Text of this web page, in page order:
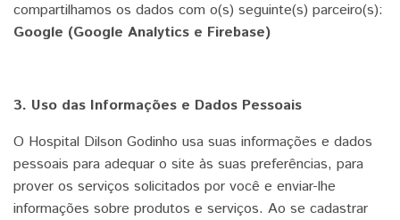
compartilhamos os dados com o(s) seguinte(s) parceiro(s):
Google (Google Analytics e Firebase)
3. Uso das Informações e Dados Pessoais
O Hospital Dilson Godinho usa suas informações e dados
pessoais para adequar o site às suas preferências, para
prover os serviços solicitados por você e enviar-lhe
informações sobre produtos e serviços. Ao se cadastrar